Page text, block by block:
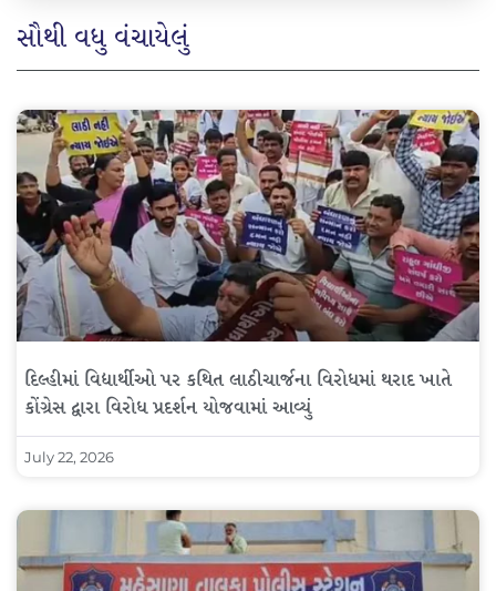
સૌથી વધુ વંચાયેલું
દિલ્હીમાં વિદ્યાર્થીઓ પર કથિત લાઠીચાર્જના વિરોધમાં થરાદ ખાતે
કોંગ્રેસ દ્વારા વિરોધ પ્રદર્શન યોજવામાં આવ્યું
July 22, 2026